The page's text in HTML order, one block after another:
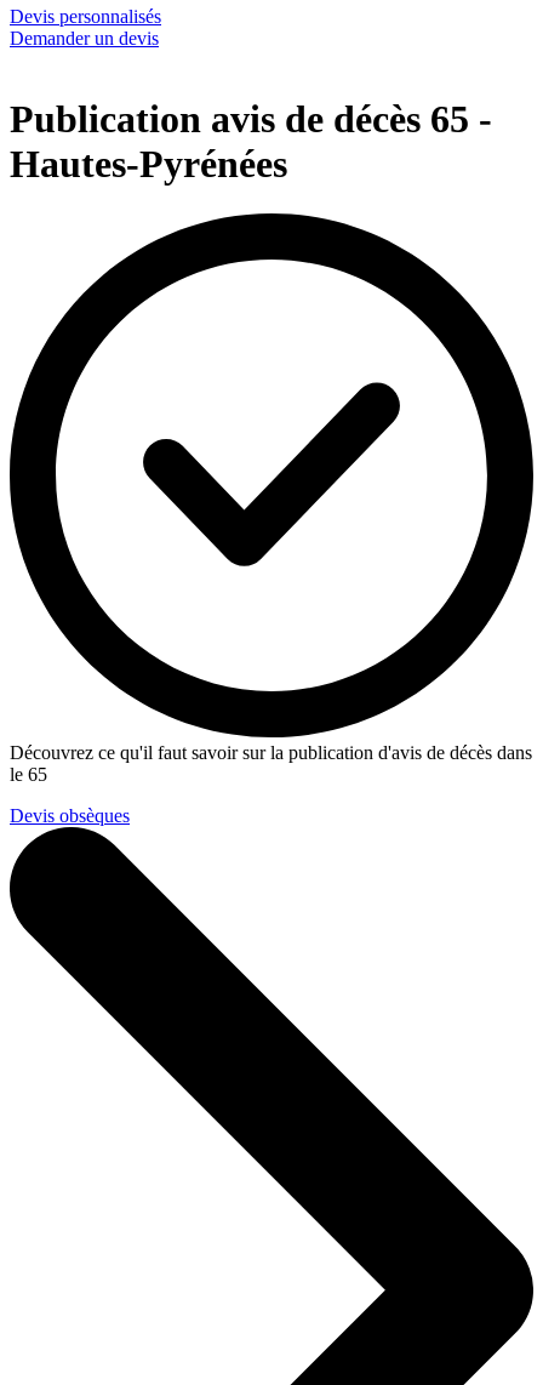
Devis personnalisés
Demander un devis
Publication avis de décès 65 -
Hautes-Pyrénées
Découvrez ce qu'il faut savoir sur la publication d'avis de décès dans
le 65
Devis obsèques